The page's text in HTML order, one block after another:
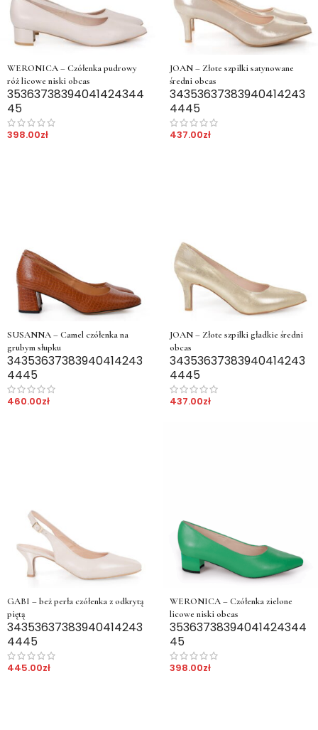
WERONICA – Czółenka pudrowy
róż licowe niski obcas
35363738394041424344
45
398.00zł
JOAN – Złote szpilki satynowane
średni obcas
34353637383940414243
4445
437.00zł
SUSANNA – Camel czółenka na
grubym słupku
34353637383940414243
4445
460.00zł
JOAN – Złote szpilki gładkie średni
obcas
34353637383940414243
4445
437.00zł
GABI – beż perła czółenka z odkrytą
piętą
34353637383940414243
4445
445.00zł
WERONICA – Czółenka zielone
licowe niski obcas
35363738394041424344
45
398.00zł